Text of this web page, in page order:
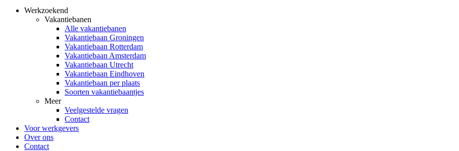
Werkzoekend
Vakantiebanen
Alle vakantiebanen
Vakantiebaan Groningen
Vakantiebaan Rotterdam
Vakantiebaan Amsterdam
Vakantiebaan Utrecht
Vakantiebaan Eindhoven
Vakantiebaan per plaats
Soorten vakantiebaantjes
Meer
Veelgestelde vragen
Contact
Voor werkgevers
Over ons
Contact